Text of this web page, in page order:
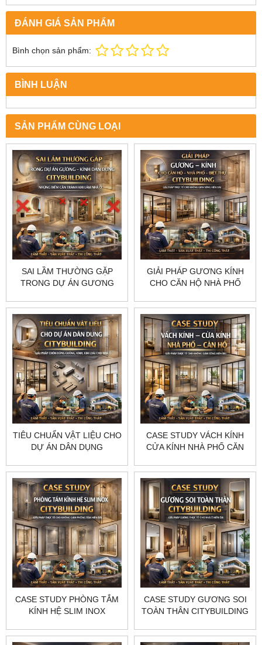
ĐÁNH GIÁ SẢN PHẨM
Bình chọn sản phẩm:
BÌNH LUẬN
SẢN PHẨM CÙNG LOẠI
SAI LẦM THƯỜNG GẶP
TRONG DỰ ÁN GƯƠNG
CITYBUILDING NHỮNG
ĐIỂM CẦN TRÁNH KHI LÀM
NHÀ Ở
GIẢI PHÁP GƯƠNG KÍNH
CHO CĂN HỘ NHÀ PHỐ
GIẢI PHÁP THỰC TẾ CHO
KHÔNG GIAN SỐNG HIỆN
ĐẠI
TIÊU CHUẨN VẬT LIỆU CHO
DỰ ÁN DÂN DỤNG
CHỌN ĐÚNG GƯƠNG KÍNH
KIM LOẠI CHO NHÀ Ở
CASE STUDY VÁCH KÍNH
CỬA KÍNH NHÀ PHỐ CĂN
PHÁP THỰC TẾ CHO
KHÔNG GIAN SỐNG HIỆN
ĐẠI
CASE STUDY PHÒNG TẮM
KÍNH HỆ SLIM INOX
THỰC TẾ CHO KHÔNG
CASE STUDY GƯƠNG SOI
TOÀN THÂN CITYBUILDING
TẾ CHO NHÀ Ở HIỆN ĐẠI